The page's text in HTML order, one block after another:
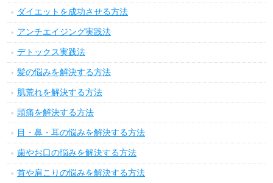
ダイエットを成功させる方法
アンチエイジング実践法
デトックス実践法
髪の悩みを解決する方法
肌荒れを解決する方法
頭痛を解決する方法
目・鼻・耳の悩みを解決する方法
歯やお口の悩みを解決する方法
首や肩こりの悩みを解決する方法